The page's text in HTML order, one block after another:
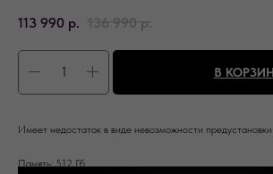
113 990 р. 136 990 р.
В
Имеет недостаток в виде невозможности
Память: 512 Гб